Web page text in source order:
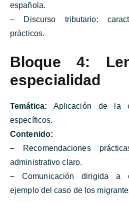
española.
– Discurso tributario:
prácticos.
Bloque 4:
especialidad
Temática: Aplicación de la
específicos.
Contenido:
– Recomendaciones
administrativo claro.
– Comunicación dirigida a
ejemplo del caso de los